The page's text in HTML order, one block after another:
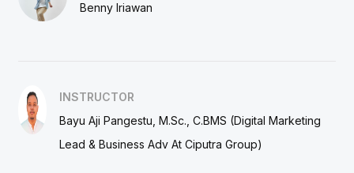
Benny Iriawan
INSTRUCTOR
Bayu Aji Pangestu, M.Sc., C.BMS (Digital Marketing
Lead & Business Adv At Ciputra Group)